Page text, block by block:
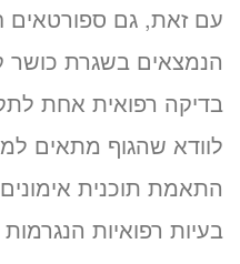
« יום
עם זאת, גם ספורטאים
הנמצאים בשגרת כושר
בדיקה רפואית אחת
לוודא שהגוף מתאים
התאמת תוכנית
בעיות רפואיות